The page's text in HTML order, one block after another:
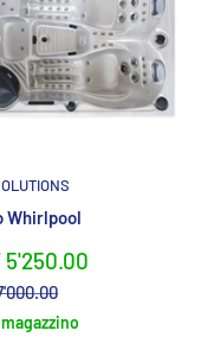
Whirlpool
5'250.00